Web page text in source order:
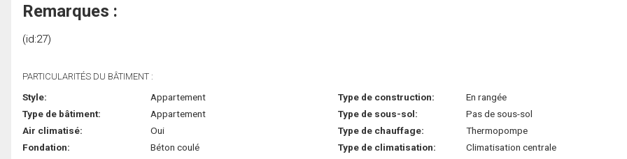
Remarques :
(id:27)
PARTICULARITÉS DU BÂTIMENT :
Style:
Appartement
Type de bâtiment:
Appartement
Air climatisé:
Oui
Fondation:
Béton coulé
Type de construction:
En rangée
Type de sous-sol:
Pas de sous-sol
Type de chauffage:
Thermopompe
Type de climatisation:
Climatisation centrale